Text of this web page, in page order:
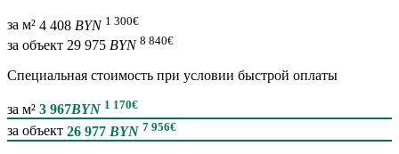
за м² 4 408 BYN 1 300€
за объект 29 975 BYN 8 840€
Специальная cтоимость при условии быстрой оплаты
за м² 3 967BYN 1 170€
за объект 26 977 BYN 7 956€